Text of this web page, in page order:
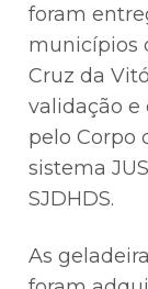
foram
municípios
Cruz da
validação e
pelo Corpo
sistema
SJDHDS.
As